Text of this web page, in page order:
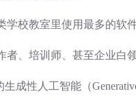
学校教室里使用最多的软
者、培训师、甚至企业白
生成性人工智能（